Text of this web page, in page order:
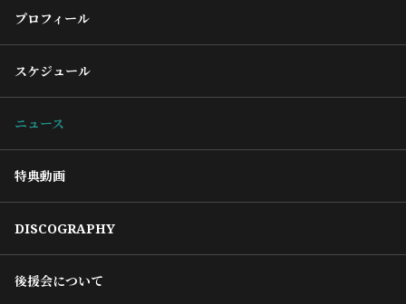
プロフィール
スケジュール
ニュース
特典動画
DISCOGRAPHY
後援会について